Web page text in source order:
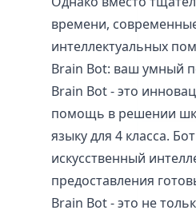
времени,
интеллектуальных
Brain Bot: ваш умный
Brain Bot - это
помощь в решении
языку для 4 класса.
искусственный
предоставления
Brain Bot - это не